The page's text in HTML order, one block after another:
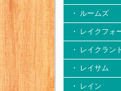
・ ルームズ
・ レイクフォ
・ レイクラン
・ レイサム
・ レイン